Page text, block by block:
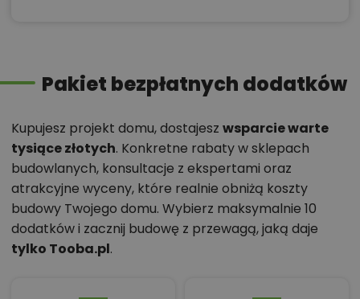
Pakiet bezpłatnych dodatków
Kupujesz projekt domu, dostajesz wsparcie warte
tysiące złotych. Konkretne rabaty w sklepach
budowlanych, konsultacje z ekspertami oraz
atrakcyjne wyceny, które realnie obniżą koszty
budowy Twojego domu. Wybierz maksymalnie 10
dodatków i zacznij budowę z przewagą, jaką daje
tylko Tooba.pl.